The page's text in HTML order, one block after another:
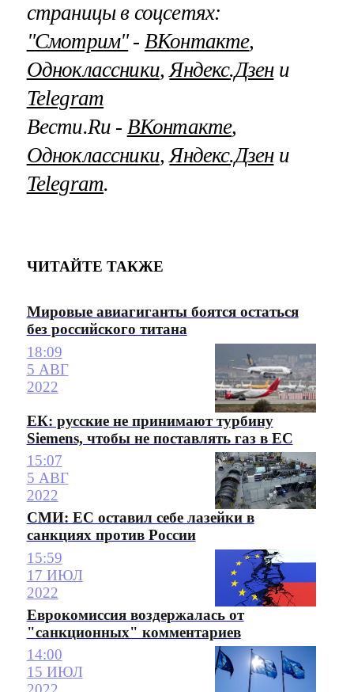
страницы в соцсетях:
"Смотрим"‐ ВКонтакте,
Одноклассники,Яндекс.Дзени
Telegram
Вести.Ru ‐ ВКонтакте,
Одноклассники,Яндекс.Дзени
Telegram.
ЧИТАЙТЕ ТАКЖЕ
Мировые авиагиганты боятся остаться
без российского титана
18:09
5 АВГ
2022
ЕК: русские не принимают турбину
Siemens, чтобы не поставлять газ в ЕС
15:07
5 АВГ
2022
СМИ: ЕС оставил себе лазейки в
санкциях против России
15:59
17 ИЮЛ
2022
Еврокомиссия воздержалась от
"санкционных" комментариев
14:00
15 ИЮЛ